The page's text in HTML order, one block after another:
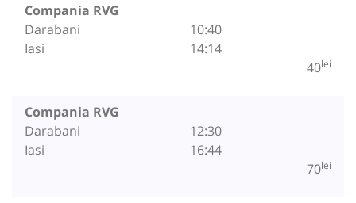
Compania RVG
Darabani
Iasi
10:40
14:14
40lei
Compania RVG
Darabani
Iasi
12:30
16:44
70lei